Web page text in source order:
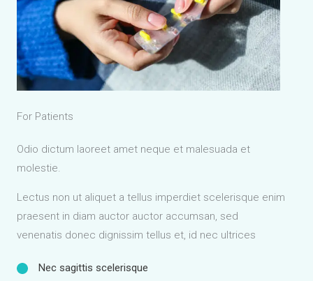
For Patients
Odio dictum laoreet amet neque et malesuada et
molestie.
Lectus non ut aliquet a tellus imperdiet scelerisque enim
praesent in diam auctor auctor accumsan, sed
venenatis donec dignissim tellus et, id nec ultrices
Nec sagittis scelerisque